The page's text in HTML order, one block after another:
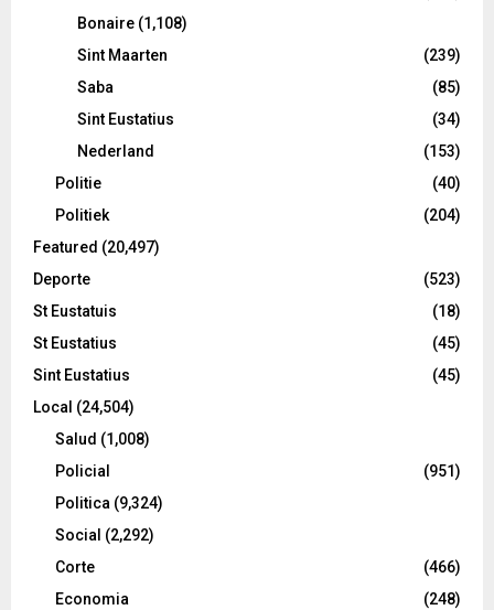
Bonaire (1,108)
Sint Maarten
(239)
Saba
(85)
Sint Eustatius
(34)
Nederland
(153)
Politie
(40)
Politiek
(204)
Featured (20,497)
Deporte
(523)
St Eustatuis
(18)
St Eustatius
(45)
Sint Eustatius
(45)
Local (24,504)
Salud (1,008)
Policial
(951)
Politica (9,324)
Social (2,292)
Corte
(466)
Economia
(248)